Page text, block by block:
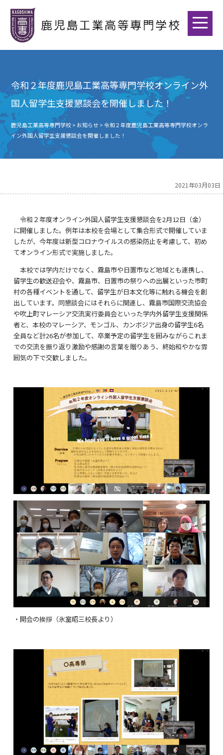
令和２年度鹿児島工業高等専門学校オンライン外
国人留学生支援懇談会を開催しました！
鹿児島工業高等専門学校> お知らせ >令和２年度鹿児島工業高等専門学校オンラ
イン外国人留学生支援懇談会を開催しました！
2021年03月03日
令和２年度オンライン外国人留学生支援懇談会を2月12日（金）
に開催しました。例年は本校を会場として集合形式で開催していま
したが、今年度は新型コロナウイルスの感染防止を考慮して、初め
てオンライン形式で実施しました。
本校では学内だけでなく、霧島市や日置市など地域とも連携し、
留学生の歓送迎会や、霧島市、日置市の祭りへの出展といった市町
村の各種イベントを通して、留学生が日本文化等に触れる機会を創
出しています。同懇談会にはそれらに関連し、霧島市国際交流協会
や吹上町マレーシア交流実行委員会といった学内外留学生支援関係
者と、本校のマレーシア、モンゴル、カンボジア出身の留学生6名
全員など計26名が参加して、卒業予定の留学生を囲みながらこれま
での交流を振り返り激励や感謝の言葉を贈りあう、終始和やかな雰
囲気の下で交歓しました。
・開会の挨拶（氷室昭三校長より）